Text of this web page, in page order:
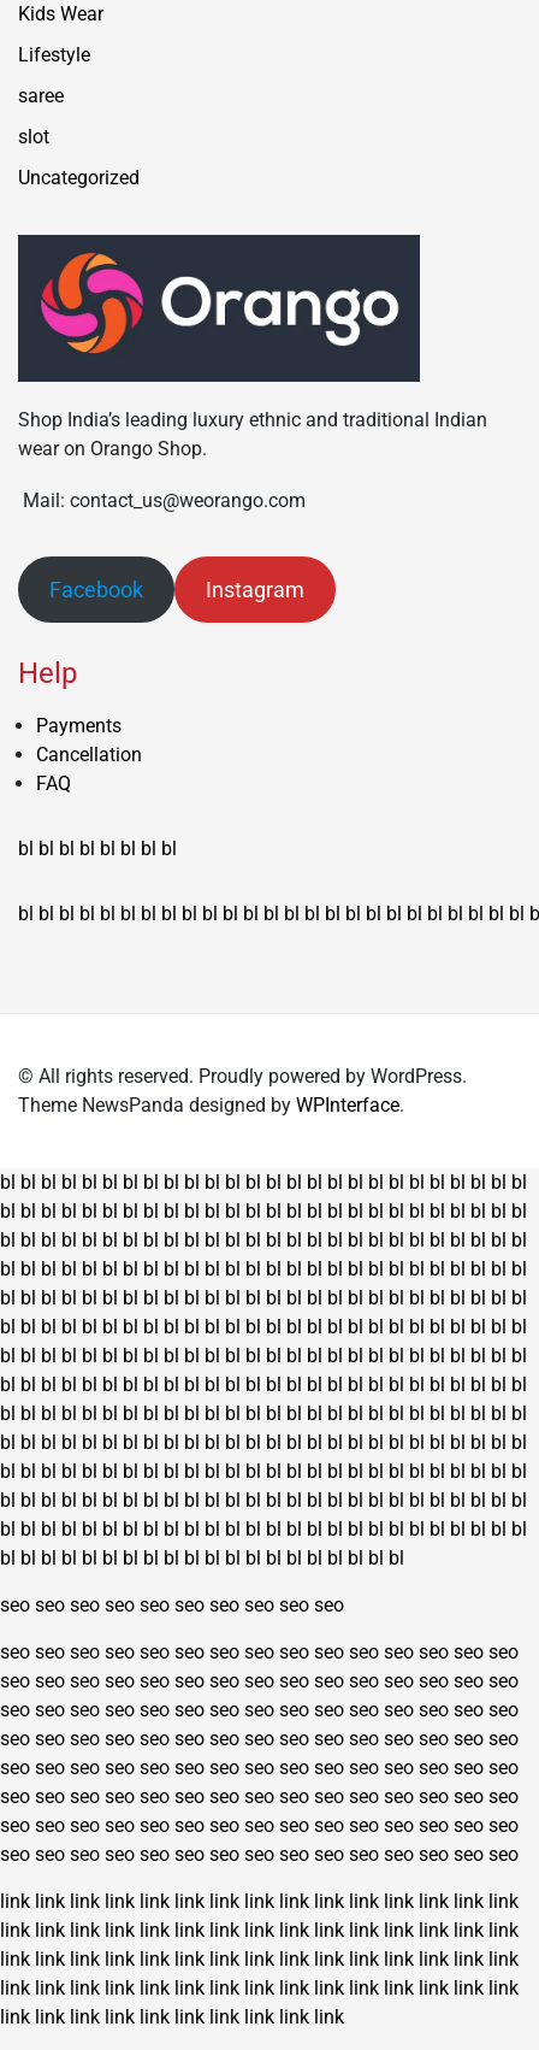
Kids Wear
Lifestyle
saree
slot
Uncategorized
Shop India’s leading luxury ethnic and traditional Indian
wear on Orango Shop.
Mail: contact_us@weorango.com
Facebook Instagram
Help
Payments
Cancellation
FAQ
bl bl bl bl bl bl bl bl
bl bl bl bl bl bl bl bl bl bl bl bl bl bl bl bl bl bl bl bl bl bl bl bl bl
© All rights reserved. Proudly powered by WordPress.
Theme NewsPanda designed by WPInterface.
bl bl bl bl bl bl bl bl bl bl bl bl bl bl bl bl bl bl bl bl bl bl bl bl bl bl
bl bl bl bl bl bl bl bl bl bl bl bl bl bl bl bl bl bl bl bl bl bl bl bl bl bl
bl bl bl bl bl bl bl bl bl bl bl bl bl bl bl bl bl bl bl bl bl bl bl bl bl bl
bl bl bl bl bl bl bl bl bl bl bl bl bl bl bl bl bl bl bl bl bl bl bl bl bl bl
bl bl bl bl bl bl bl bl bl bl bl bl bl bl bl bl bl bl bl bl bl bl bl bl bl bl
bl bl bl bl bl bl bl bl bl bl bl bl bl bl bl bl bl bl bl bl bl bl bl bl bl bl
bl bl bl bl bl bl bl bl bl bl bl bl bl bl bl bl bl bl bl bl bl bl bl bl bl bl
bl bl bl bl bl bl bl bl bl bl bl bl bl bl bl bl bl bl bl bl bl bl bl bl bl bl
bl bl bl bl bl bl bl bl bl bl bl bl bl bl bl bl bl bl bl bl bl bl bl bl bl bl
bl bl bl bl bl bl bl bl bl bl bl bl bl bl bl bl bl bl bl bl bl bl bl bl bl bl
bl bl bl bl bl bl bl bl bl bl bl bl bl bl bl bl bl bl bl bl bl bl bl bl bl bl
bl bl bl bl bl bl bl bl bl bl bl bl bl bl bl bl bl bl bl bl bl bl bl bl bl bl
bl bl bl bl bl bl bl bl bl bl bl bl bl bl bl bl bl bl bl bl bl bl bl bl bl bl
bl bl bl bl bl bl bl bl bl bl bl bl bl bl bl bl bl bl bl bl
seo seo seo seo seo seo seo seo seo seo
seo seo seo seo seo seo seo seo seo seo seo seo seo seo seo
seo seo seo seo seo seo seo seo seo seo seo seo seo seo seo
seo seo seo seo seo seo seo seo seo seo seo seo seo seo seo
seo seo seo seo seo seo seo seo seo seo seo seo seo seo seo
seo seo seo seo seo seo seo seo seo seo seo seo seo seo seo
seo seo seo seo seo seo seo seo seo seo seo seo seo seo seo
seo seo seo seo seo seo seo seo seo seo seo seo seo seo seo
seo seo seo seo seo seo seo seo seo seo seo seo seo seo seo
link link link link link link link link link link link link link link link
link link link link link link link link link link link link link link link
link link link link link link link link link link link link link link link
link link link link link link link link link link link link link link link
link link link link link link link link link link